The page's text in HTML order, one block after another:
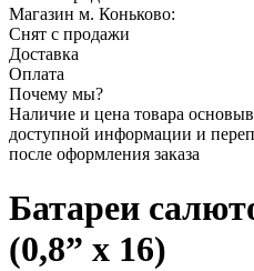
Магазин м. Коньково:
Снят с продажи
Доставка
Оплата
Почему мы?
Наличие и цена товара
доступной информации и
после оформления заказа
Батареи
(0,8” x 16)